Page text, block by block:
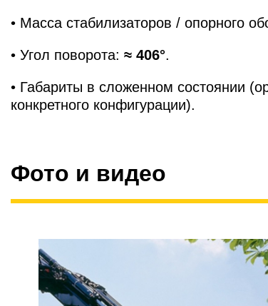
• Масса стабилизаторов / опорного
• Угол поворота: ≈ 406°.
• Габариты в сложенном состоянии
конкретного конфигурации).
Фото и видео